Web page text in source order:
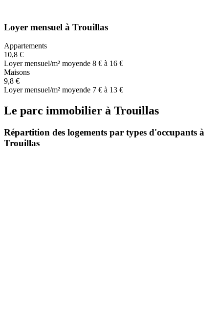
Loyer mensuel à Trouillas
Appartements
10,8 €
Loyer mensuel/m² moyende 8 € à 16 €
Maisons
9,8 €
Loyer mensuel/m² moyende 7 € à 13 €
Le parc immobilier à Trouillas
Répartition des logements par types d'occupants à
Trouillas